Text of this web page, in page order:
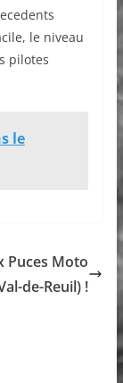
le niveau
pilotes
le
Puces Moto
de-Reuil) !